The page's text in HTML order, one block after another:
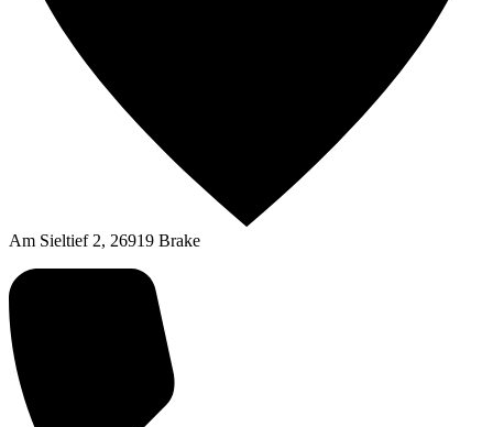
Am Sieltief 2, 26919 Brake